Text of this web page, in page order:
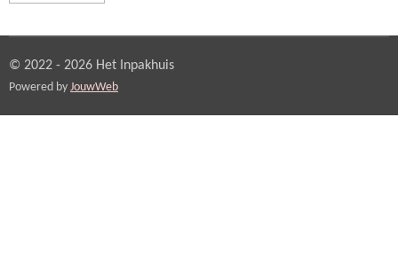
© 2022 - 2026 Het Inpakhuis
Powered by JouwWeb